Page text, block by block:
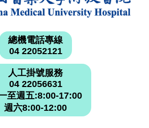
總機電話專線
04 22052121
人工掛號服務
04 22056631
至週五:8:00-17:00
週六8:00-12:00